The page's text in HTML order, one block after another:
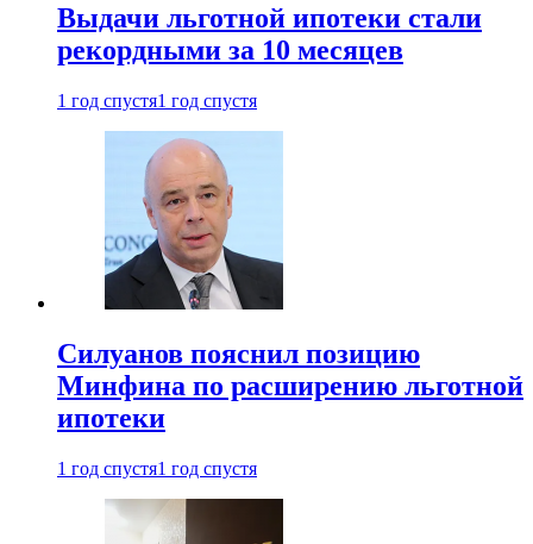
Выдачи льготной ипотеки стали
рекордными за 10 месяцев
1 год спустя1 год спустя
Силуанов пояснил позицию
Минфина по расширению льготной
ипотеки
1 год спустя1 год спустя